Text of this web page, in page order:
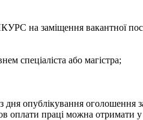
вакантної посади
спеціаліста або магістра;
опублікування
праці можна отримати у